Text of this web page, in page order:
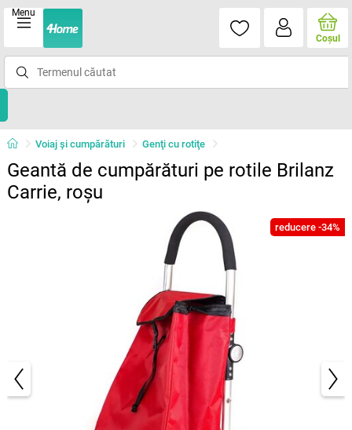
Menu
Coşul
Voiaj și cumpărături Genţi cu rotiţe
Geantă de cumpărături pe rotile Brilanz
Carrie, roșu
reducere -34%